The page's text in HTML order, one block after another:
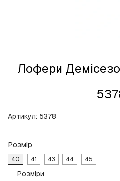
Лофери
Артикул: 5378
Розмір
40 41 43 44 45
Розміри